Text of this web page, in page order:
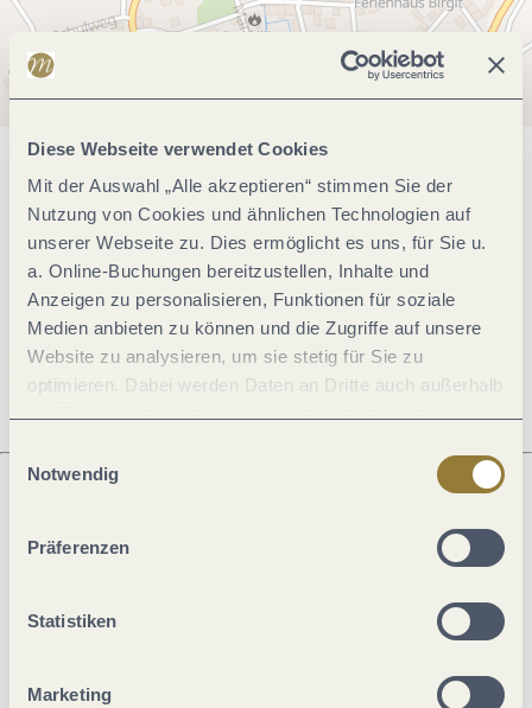
Diese Webseite verwendet Cookies
Mit der Auswahl „Alle akzeptieren“ stimmen Sie der
Nutzung von Cookies und ähnlichen Technologien auf
unserer Webseite zu. Dies ermöglicht es uns, für Sie u.
a. Online-Buchungen bereitzustellen, Inhalte und
Anzeigen zu personalisieren, Funktionen für soziale
Medien anbieten zu können und die Zugriffe auf unsere
Website zu analysieren, um sie stetig für Sie zu
optimieren. Dabei werden Daten an Dritte auch außerhalb
jederzeit widerrufen werden. Mit der Auswahl "Alle
ablehnen" kann es zu Beeinträchtigungen in der Nutzung
Einwilligungsauswahl
Notwendig
Präferenzen
Statistiken
Marketing
Allgemeine Informationen
Öffnungszeiten
Ruhetage